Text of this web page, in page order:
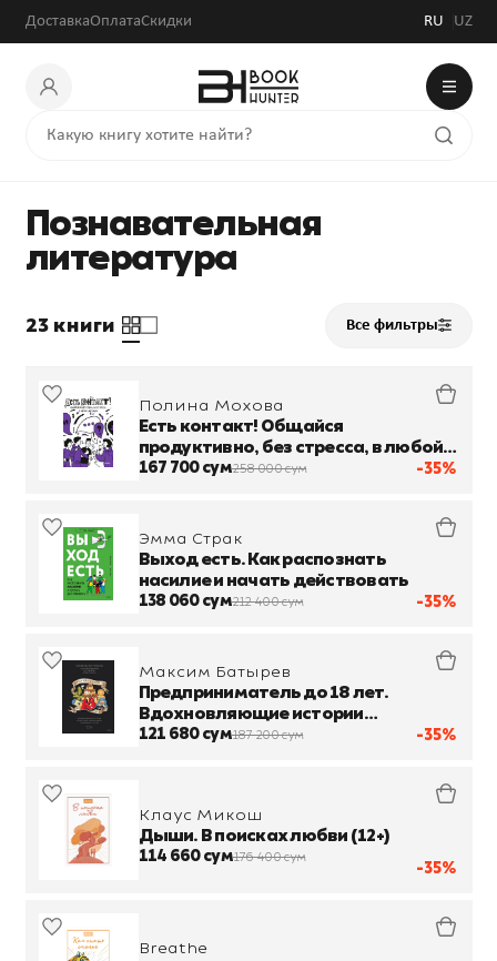
ДоставкаОплатаСкидки RU UZ
Познавательная
литература
23 книги Все фильтры
-35%
Полина Мохова
Есть контакт! Общайся
продуктивно, без стресса, в любой
ситуации
167 700 сум258 000 сум
-35%
Эмма Страк
Выход есть. Как распознать
насилие и начать действовать
138 060 сум212 400 сум
-35%
Максим Батырев
Предприниматель до 18 лет.
Вдохновляющие истории
подростков, заработавших
121 680 сум187 200 сум
-35%
Клаус Микош
Дыши. В поисках любви (12+)
114 660 сум176 400 сум
Breathe